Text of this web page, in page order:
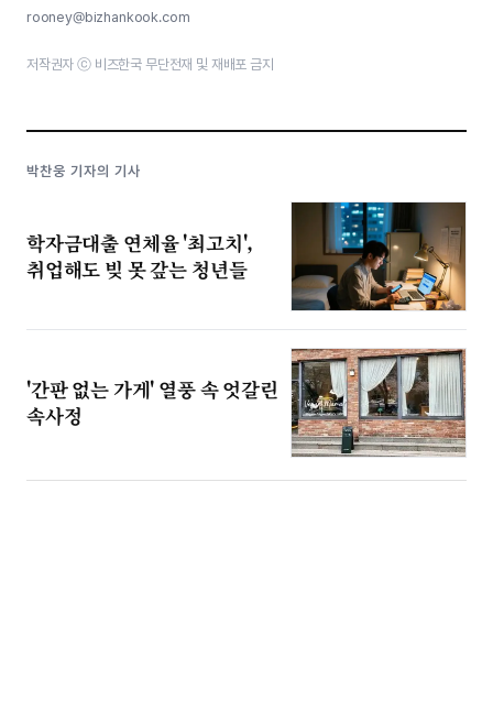
rooney@bizhankook.com
저작권자 ⓒ 비즈한국 무단전재 및 재배포 금지
박찬웅 기자의 기사
학자금대출 연체율 '최고치',
취업해도 빚 못 갚는 청년들
'간판 없는 가게' 열풍 속 엇갈린
속사정